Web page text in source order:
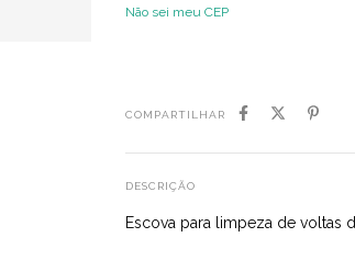
Não sei meu CEP
COMPARTILHAR
DESCRIÇÃO
Escova para limpeza de voltas